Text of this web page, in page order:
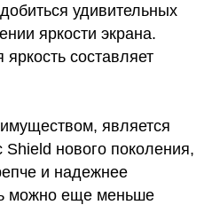
удивительных
яркости экрана.
составляет
является
Shield нового поколения,
и надежнее
можно еще меньше